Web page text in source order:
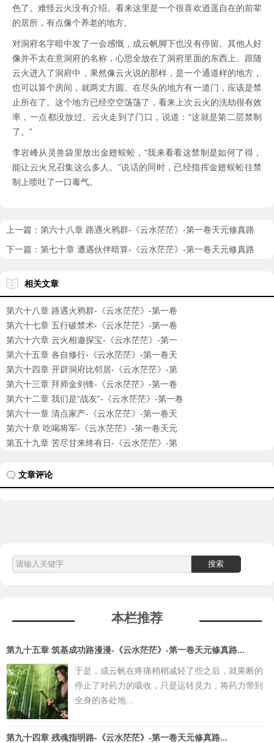
色了。难怪云火没有介绍。看来这里是一个很喜欢逍遥自在的前辈
的居所，有点像个养老的地方。
对洞府名字暗中发了一会感慨，成云帆脚下也没有停留。其他人好
像并不太在意洞府的名称，心思全放在了洞府里面的东西上。跟随
云火进入了洞府中，果然像云火说的那样，是一个通道样的地方，
也可以算个房间，就两丈方圆。在尽头的地方有一道门，应该是禁
止所在了。这个地方已经空空荡荡了，看来上次云火的洗劫很有效
率，一点都没放过。云火走到了门口，说道：“这就是第二层禁制
了。”
李岩峰从灵兽袋里放出金翅蜈蚣，“我来看看这禁制是如何了得，
能让云火兄召集这么多人。”说话的同时，已经指挥金翅蜈蚣往禁
制上喷吐了一口毒气。
上一篇： 第六十八章 路遇火鸦群-《云水茫茫》-第一卷天元修真路
下一篇： 第七十章 遭遇伙伴暗算-《云水茫茫》-第一卷天元修真路
相关文章
第六十八章 路遇火鸦群-《云水茫茫》-第一卷
天元修真路
第六十七章 五行破禁术-《云水茫茫》-第一卷
天元修真路
第六十六章 云火相邀探宝-《云水茫茫》-第一
卷天元修真
第六十五章 各自修行-《云水茫茫》-第一卷天
元修真路
第六十四章 开辟洞府比邻居-《云水茫茫》-第
一卷天元修
第六十三章 拜师金剑锋-《云水茫茫》-第一卷
天元修真路
第六十二章 我们是“战友”-《云水茫茫》-第一卷
天元修
第六十一章 清点家产-《云水茫茫》-第一卷天
元修真路
第六十章 吃喝将军-《云水茫茫》-第一卷天元
修真路
第五十九章 苦尽甘来终有日-《云水茫茫》-第
文章评论
本栏推荐
第九十五章 筑基成功路漫漫-《云水茫茫》-第一卷天元修真路...
于是，成云帆在疼痛稍稍减轻了些之后，就果断的
停止了对药力的吸收，只是运转灵力，将药力带到
全身的各处地...
第九十四章 残魂指明路-《云水茫茫》-第一卷天元修真路...